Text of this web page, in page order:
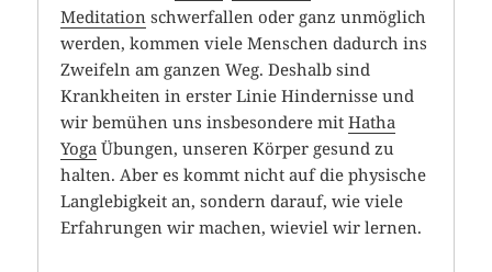
Meditation schwerfallen oder ganz unmöglich
werden, kommen viele Menschen dadurch ins
Zweifeln am ganzen Weg. Deshalb sind
Krankheiten in erster Linie Hindernisse und
wir bemühen uns insbesondere mitHatha
Yoga Übungen, unseren Körper gesund zu
halten. Aber es kommt nicht auf die physische
Langlebigkeit an, sondern darauf, wie viele
Erfahrungen wir machen, wieviel wir lernen.